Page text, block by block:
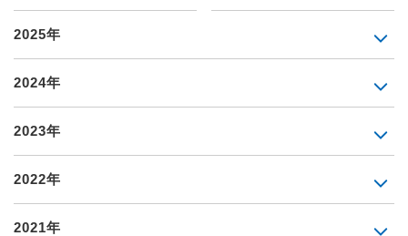
2025年
2024年
2023年
2022年
2021年